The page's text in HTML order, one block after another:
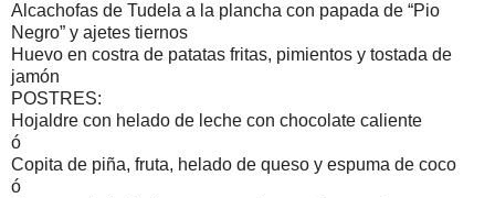
Alcachofas de Tudela a la plancha con papada de “Pio
Negro” y ajetes tiernos
Huevo en costra de patatas fritas, pimientos y tostada de
jamón
POSTRES:
Hojaldre con helado de leche con chocolate caliente
ó
Copita de piña, fruta, helado de queso y espuma de coco
ó